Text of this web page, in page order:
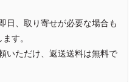
日、取り寄せが必要な場合も
す。
いただけ、返送送料は無料で